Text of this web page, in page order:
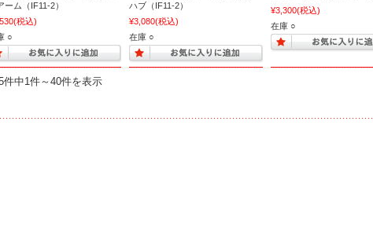
ーム（IF11-2）
(税込)
○
ハブ（IF11-2）
¥3,080(税込)
在庫 ○
¥3,300(税込)
在庫 ○
件中1件～40件を表示